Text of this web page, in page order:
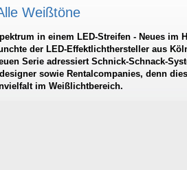
Weißtöne
in einem LED-Streifen - Neues im
der LED-Effektlichthersteller aus
Serie adressiert Schnick-Schnack-
sowie Rentalcompanies, denn
im Weißlichtbereich.